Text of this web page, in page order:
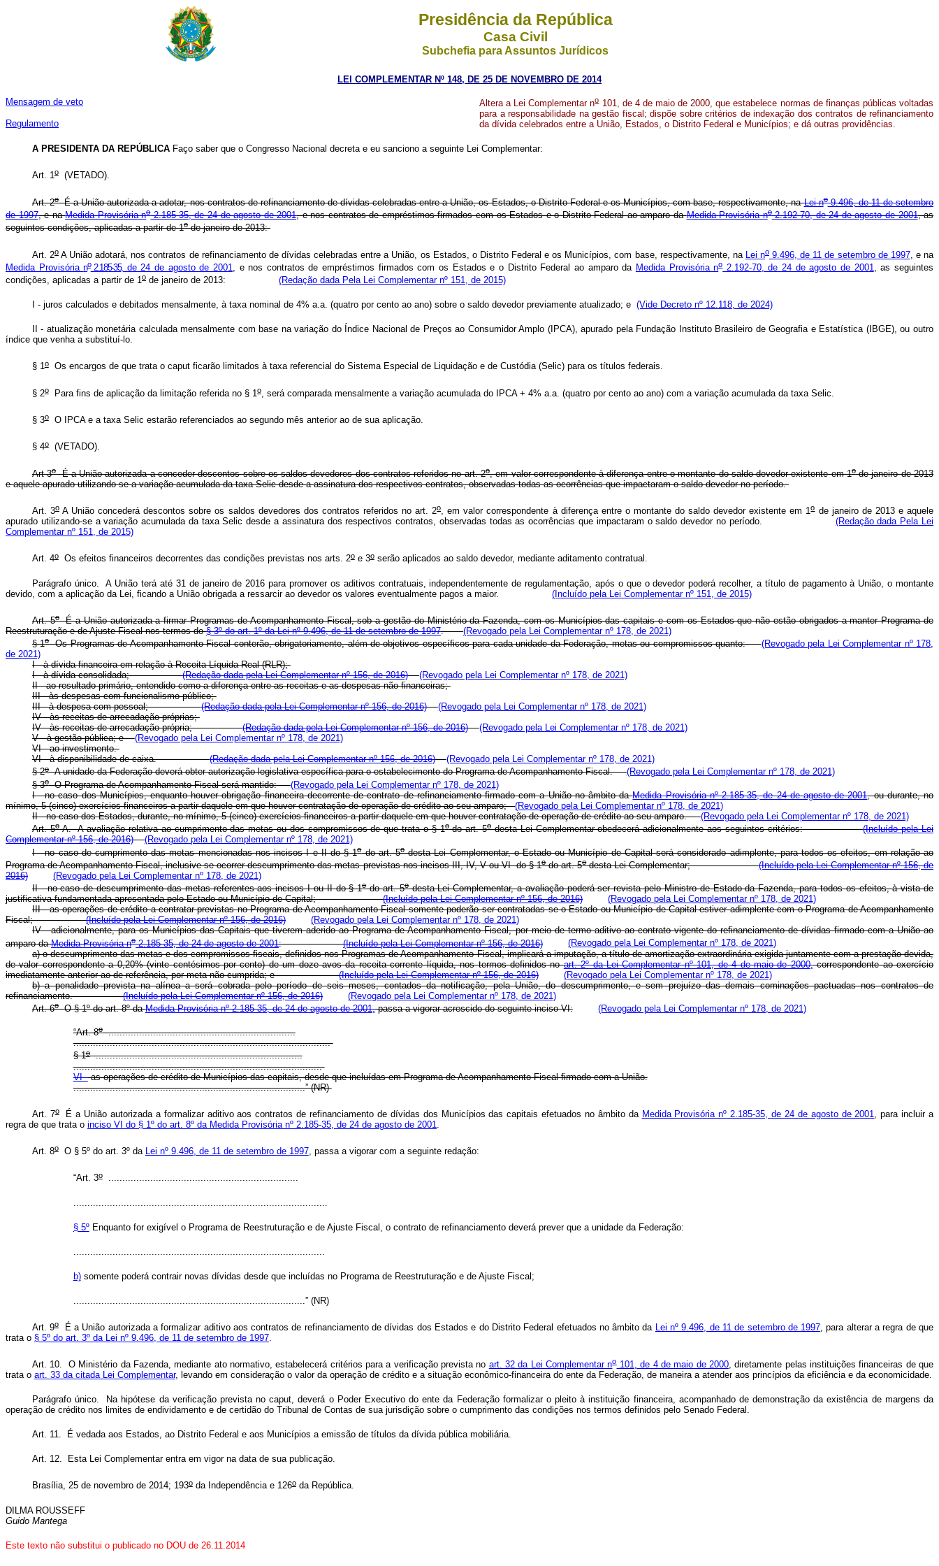
Presidência da República
Casa Civil
Subchefia para Assuntos Jurídicos
LEI COMPLEMENTAR Nº 148, DE 25 DE NOVEMBRO DE 2014
Mensagem de veto
Regulamento
Altera a Lei Complementar no101, de 4 de maio de 2000, que estabelece normas de finanças públicas voltadas
para a responsabilidade na gestão fiscal; dispõe sobre critérios de indexação dos contratos de refinanciamento
da dívida celebrados entre a União, Estados, o Distrito Federal e Municípios; e dá outras providências.
A PRESIDENTA DA REPÚBLICAFaço saber que o Congresso Nacional decreta e eu sanciono a seguinte Lei Complementar:
Art. 1o(VETADO).
Art. 2oÉ a União autorizada a adotar, nos contratos de refinanciamento de dívidas celebradas entre a União, os Estados, oDistrito Federale os Municípios, com base, respectivamente, naLei no9.496, de 11 de setembro
de 1997, e naMedida Provisória no2.185-35, de 24 de agosto de 2001, e nos contratos de empréstimos firmados com os Estados e oDistrito Federalao amparo daMedida Provisória no2.192-70, de 24 de agosto de 2001, as
seguintes condições, aplicadas a partir de 1ode janeiro de 2013:
Art. 2oA União adotará, nos contratos de refinanciamento de dívidas celebradas entre a União, os Estados, o Distrito Federal e os Municípios, com base, respectivamente, na Lei no 9.496, de 11 de setembro de 1997, e na
Medida Provisóriano2.185-35, de 24 de agosto de 2001 , e nos contratos de empréstimos firmados com os Estados e o Distrito Federal ao amparo da Medida Provisória no2.192-70, de 24 de agosto de 2001
, as seguintes
condições, aplicadas a partir de 1o de janeiro de 2013: (Redação dada Pela Lei Complementar nº 151, de 2015)
I - juros calculados e debitados mensalmente, à taxa nominal de 4% a.a. (quatro por cento ao ano) sobre o saldo devedor previamente atualizado; e (Vide Decreto nº 12.118, de 2024)
II - atualização monetária calculada mensalmente com base na variação do Índice Nacional de Preços ao Consumidor Amplo (IPCA), apurado pela Fundação Instituto Brasileiro de Geografia e Estatística (IBGE), ou outro
índice que venha a substituí-lo.
§ 1oOs encargos de que trata o caputficarão limitados à taxa referencial do Sistema Especial de Liquidação e de Custódia (Selic) para os títulos federais.
§ 2oPara fins de aplicação da limitação referida no § 1o, será comparada mensalmente a variação acumulada do IPCA + 4% a.a. (quatro por cento ao ano) com a variação acumulada da taxa Selic.
§ 3oO IPCA e a taxa Selic estarão referenciados ao segundo mês anterior ao de sua aplicação.
§ 4o(VETADO).
Art 3oÉ a União autorizada a conceder descontos sobre os saldos devedores dos contratos referidos no art. 2o, em valor correspondente à diferença entre o montante do saldo devedor existente em 1ode janeiro de 2013
e aquele apurado utilizando-se a variação acumulada da taxa Selic desde a assinatura dos respectivos contratos, observadas todas as ocorrências que impactaram o saldo devedor no período.
Art. 3oA União concederá descontos sobre os saldos devedores dos contratos referidos no art. 2o, em valor correspondente à diferença entre o montante do saldo devedor existente em 1ode janeiro de 2013 e aquele
apurado utilizando-se a variação acumulada da taxa Selic desde a assinatura dos respectivos contratos, observadas todas as ocorrências que impactaram o saldo devedor no período. (Redação dada Pela Lei
Complementar nº 151, de 2015)
Art. 4oOs efeitos financeiros decorrentes das condições previstas nos arts. 2oe 3oserão aplicados ao saldo devedor, mediante aditamento contratual.
Parágrafo único. A União terá até 31 de janeiro de 2016 para promover os aditivos contratuais, independentemente de regulamentação, após o que o devedor poderá recolher, a título de pagamento à União, o montante
devido, com a aplicação da Lei, ficando a União obrigada a ressarcir ao devedor os valores eventualmente pagos a maior. (Incluído pela Lei Complementar nº 151, de 2015)
Art. 5oÉ a União autorizada a firmar Programas de Acompanhamento Fiscal, sob a gestão do Ministério da Fazenda, com os Municípios das capitais e com os Estados que não estão obrigados a manter Programa de
Reestruturação e de Ajuste Fiscal nos termos do§ 3º do art. 1º da Lei nº 9.496, de 11 de setembro de 1997.(Revogado pela Lei Complementar nº 178, de 2021)
§ 1oOs Programas de Acompanhamento Fiscal conterão, obrigatoriamente, além de objetivos específicos para cada unidade da Federação, metas ou compromissos quanto:(Revogado pela Lei Complementar nº 178,
de 2021)
I - à dívida financeira em relação à Receita Líquida Real (RLR);
I - à dívida consolidada;(Redação dada pela Lei Complementar nº 156, de 2016)
(Revogado pela Lei Complementar nº 178, de 2021)
II - ao resultado primário, entendido como a diferença entre as receitas e as despesas não financeiras;
III - às despesas com funcionalismo público;
III - à despesa com pessoal;(Redação dada pela Lei Complementar nº 156, de 2016)
(Revogado pela Lei Complementar nº 178, de 2021)
IV - às receitas de arrecadação próprias;
IV - às receitas de arrecadação própria;(Redação dada pela Lei Complementar nº 156, de 2016)
(Revogado pela Lei Complementar nº 178, de 2021)
V - à gestão pública; e(Revogado pela Lei Complementar nº 178, de 2021)
VI - ao investimento.
VI - à disponibilidade de caixa.(Redação dada pela Lei Complementar nº 156, de 2016)
(Revogado pela Lei Complementar nº 178, de 2021)
§ 2oA unidade da Federação deverá obter autorização legislativa específica para o estabelecimento do Programa de Acompanhamento Fiscal.(Revogado pela Lei Complementar nº 178, de 2021)
§ 3oO Programa de Acompanhamento Fiscal será mantido:(Revogado pela Lei Complementar nº 178, de 2021)
I - no caso dos Municípios, enquanto houver obrigação financeira decorrente de contrato de refinanciamento firmado com a União no âmbito daMedida Provisória nº 2.185-35, de 24 de agosto de 2001, ou durante, no
mínimo, 5 (cinco) exercícios financeiros a partir daquele em que houver contratação de operação de crédito ao seu amparo;(Revogado pela Lei Complementar nº 178, de 2021)
II - no caso dos Estados, durante, no mínimo, 5 (cinco) exercícios financeiros a partir daquele em que houver contratação de operação de crédito ao seu amparo.(Revogado pela Lei Complementar nº 178, de 2021)
Art. 5o-A. A avaliação relativa ao cumprimento das metas ou dos compromissos de que trata o § 1odo art. 5odesta Lei Complementar obedecerá adicionalmente aos seguintes critérios:(Incluído pela Lei
Complementar nº 156, de 2016)
(Revogado pela Lei Complementar nº 178, de 2021)
I - no caso de cumprimento das metas mencionadas nos incisos I e II do § 1odo art. 5odesta Lei Complementar, o Estado ou Município de Capital será considerado adimplente, para todos os efeitos, em relação ao
Programa de Acompanhamento Fiscal, inclusive se ocorrer descumprimento das metas previstas nos incisos III, IV, V ou VI do § 1odo art. 5odesta Lei Complementar;(Incluído pela Lei Complementar nº 156, de
2016)
(Revogado pela Lei Complementar nº 178, de 2021)
II - no caso de descumprimento das metas referentes aos incisos I ou II do § 1odo art. 5odesta Lei Complementar, a avaliação poderá ser revista pelo Ministro de Estado da Fazenda, para todos os efeitos, à vista de
justificativa fundamentada apresentada pelo Estado ou Município de Capital;(Incluído pela Lei Complementar nº 156, de 2016)
(Revogado pela Lei Complementar nº 178, de 2021)
III - as operações de crédito a contratar previstas no Programa de Acompanhamento Fiscal somente poderão ser contratadas se o Estado ou Município de Capital estiver adimplente com o Programa de Acompanhamento
Fiscal;(Incluído pela Lei Complementar nº 156, de 2016)
(Revogado pela Lei Complementar nº 178, de 2021)
IV - adicionalmente, para os Municípios das Capitais que tiverem aderido ao Programa de Acompanhamento Fiscal, por meio de termo aditivo ao contrato vigente do refinanciamento de dívidas firmado com a União ao
amparo daMedida Provisória no2.185-35, de 24 de agosto de 2001:(Incluído pela Lei Complementar nº 156, de 2016)
(Revogado pela Lei Complementar nº 178, de 2021)
a) o descumprimento das metas e dos compromissos fiscais, definidos nos Programas de Acompanhamento Fiscal, implicará a imputação, a título de amortização extraordinária exigida juntamente com a prestação devida,
de valor correspondente a 0,20% (vinte centésimos por cento) de um doze avos da receita corrente líquida, nos termos definidos noart. 2º da Lei Complementar nº 101, de 4 de maio de 2000,correspondente ao exercício
imediatamente anterior ao de referência, por meta não cumprida; e(Incluído pela Lei Complementar nº 156, de 2016)
(Revogado pela Lei Complementar nº 178, de 2021)
b) a penalidade prevista na alínea a será cobrada pelo período de seis meses, contados da notificação, pela União, do descumprimento, e sem prejuízo das demais cominações pactuadas nos contratos de
refinanciamento.(Incluído pela Lei Complementar nº 156, de 2016)
(Revogado pela Lei Complementar nº 178, de 2021)
Art. 6o O § 1ºdo art. 8º daMedida Provisória nº 2.185-35, de 24 de agosto de 2001,passa a vigorar acrescido do seguinte inciso VI: (Revogado pela Lei Complementar nº 178, de 2021)
“Art. 8o...................................................................
............................................................................................
§ 1o..........................................................................
.........................................................................................
VI -as operações de crédito de Municípios das capitais, desde que incluídas em Programa de Acompanhamento Fiscal firmado com a União.
...................................................................................” (NR)
Art. 7oÉ a União autorizada a formalizar aditivo aos contratos de refinanciamento de dívidas dos Municípios das capitais efetuados no âmbito da Medida Provisória nº 2.185-35, de 24 de agosto de 2001
, para incluir a
regra de que trata o inciso VI do § 1º do art. 8º da Medida Provisória nº 2.185-35, de 24 de agosto de 2001
Art. 8oO § 5º do art. 3º da Lei nº 9.496, de 11 de setembro de 1997, passa a vigorar com a seguinte redação:
“Art. 3o....................................................................
§ 5ºEnquanto for exigível o Programa de Reestruturação e de Ajuste Fiscal, o contrato de refinanciamento deverá prever que a unidade da Federação:
b)somente poderá contrair novas dívidas desde que incluídas no Programa de Reestruturação e de Ajuste Fiscal;
...................................................................................” (NR)
Art. 9o É a União autorizada a formalizar aditivo aos contratos de refinanciamento de dívidas dos Estados e do Distrito Federal efetuados no âmbito da Lei nº 9.496, de 11 de setembro de 1997 , para alterar a regra de que
trata o § 5º do art. 3º da Lei nº 9.496, de 11 de setembro de 1997
Art. 10. O Ministério da Fazenda, mediante ato normativo, estabelecerá critérios para a verificação prevista no art. 32 da Lei Complementar no101, de 4 de maio de 2000, diretamente pelas instituições financeiras de que
trata o art. 33 da citada Lei Complementar, levando em consideração o valor da operação de crédito e a situação econômico-financeira do ente da Federação, de maneira a atender aos princípios da eficiência e da economicidade.
Parágrafo único. Na hipótese da verificação prevista nocaput, deverá o Poder Executivo do ente da Federação formalizar o pleito à instituição financeira, acompanhado de demonstração da existência de margens da
operação de crédito nos limites de endividamento e de certidão do Tribunal de Contas de sua jurisdição sobre o cumprimento das condições nos termos definidos pelo Senado Federal.
Art. 11. É vedada aos Estados, ao Distrito Federal e aos Municípios a emissão de títulos da dívida pública mobiliária.
Art. 12. Esta Lei Complementar entra em vigor na data de sua publicação.
Brasília, 25 de novembro de 2014; 193oda Independência e 126oda República.
DILMA ROUSSEFF
Guido Mantega
Este texto não substitui o publicado no DOU de 26.11.2014